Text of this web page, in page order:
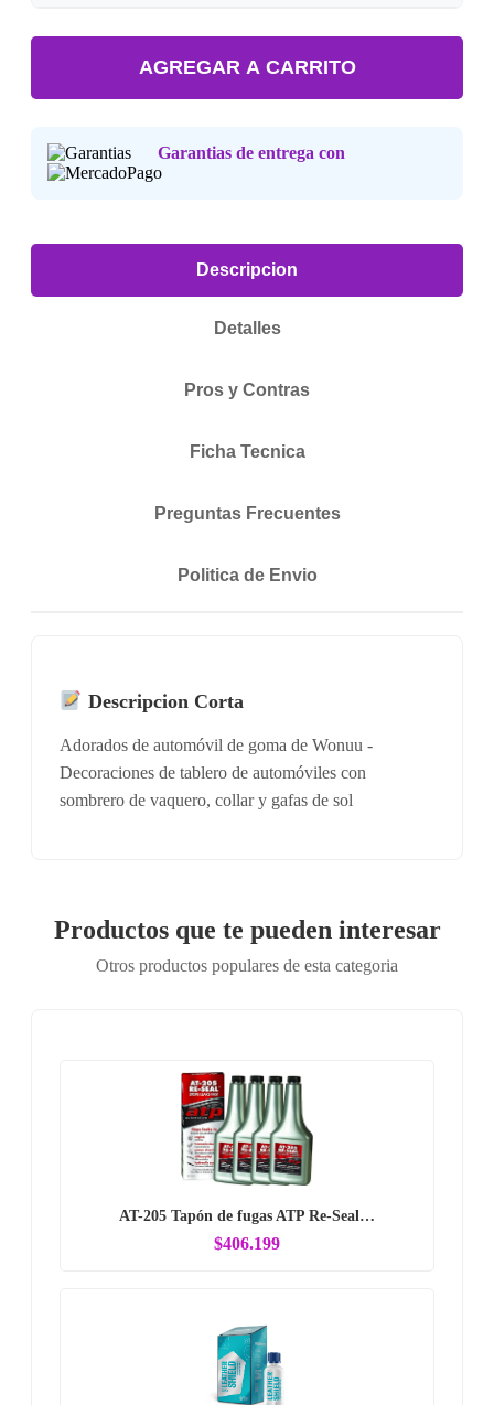
Tipo de producto:Producto Importado.
Tiempo de entrega:Estimado de 7 a 15 dias habiles.
Consulta nuestra Politica de Devoluciones.
AGREGAR A CARRITO
Garantias de entrega con
Descripcion
Detalles
Pros y Contras
Ficha Tecnica
Preguntas Frecuentes
Politica de Envio
Descripcion Corta
Adorados de automóvil de goma de Wonuu -
Decoraciones de tablero de automóviles con
sombrero de vaquero, collar y gafas de sol
Productos que te pueden interesar
Otros productos populares de esta categoria
AT-205 Tapón de fugas ATP Re-Seal…
$406.199